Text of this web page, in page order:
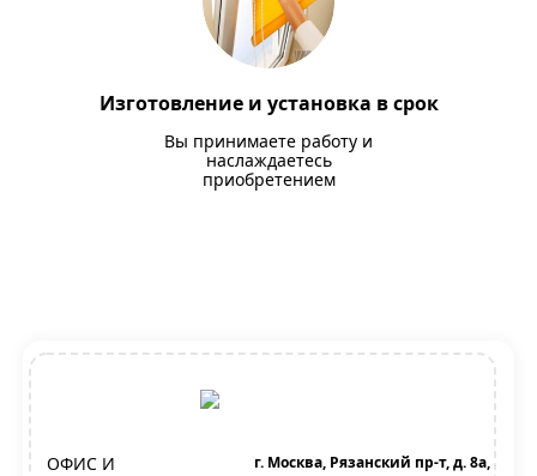
Изготовление и установка в срок
Вы принимаете работу и
наслаждаетесь
приобретением
ОФИС И
г. Москва, Рязанский пр-т, д. 8а,